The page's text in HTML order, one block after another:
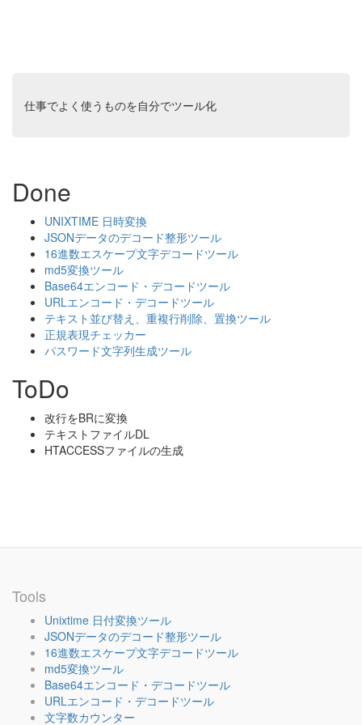
仕事でよく使うものを自分でツール化
Done
UNIXTIME 日時変換
JSONデータのデコード整形ツール
16進数エスケープ文字デコードツール
md5変換ツール
Base64エンコード・デコードツール
URLエンコード・デコードツール
テキスト並び替え、重複行削除、置換ツール
正規表現チェッカー
パスワード文字列生成ツール
ToDo
改行をBRに変換
テキストファイルDL
HTACCESSファイルの生成
Tools
Unixtime 日付変換ツール
JSONデータのデコード整形ツール
16進数エスケープ文字デコードツール
md5変換ツール
Base64エンコード・デコードツール
URLエンコード・デコードツール
文字数カウンター